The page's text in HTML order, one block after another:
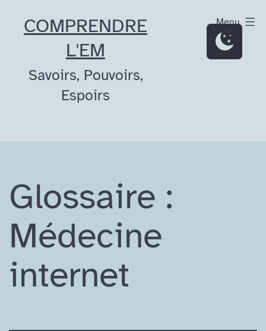
COMPRENDRE
L'EM
Savoirs, Pouvoirs,
Espoirs
Menu
Glossaire :
Médecine
internet